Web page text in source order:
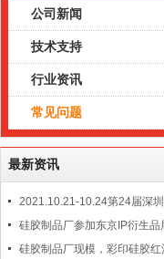
公司新闻
技术支持
行业资讯
常见问题
最新资讯
2021.10.21-10.24第24届深
硅胶制品厂参加东京IP衍生品
硅胶制品厂现模，彩印硅胶红